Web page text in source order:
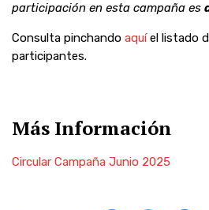
participación en esta campaña es
Consulta pinchando aquíel listado
participantes.
Más Información
Circular Campaña Junio 2025